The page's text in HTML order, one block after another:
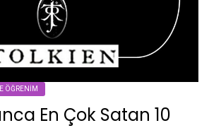
ÖĞRENIM
En Çok Satan 10